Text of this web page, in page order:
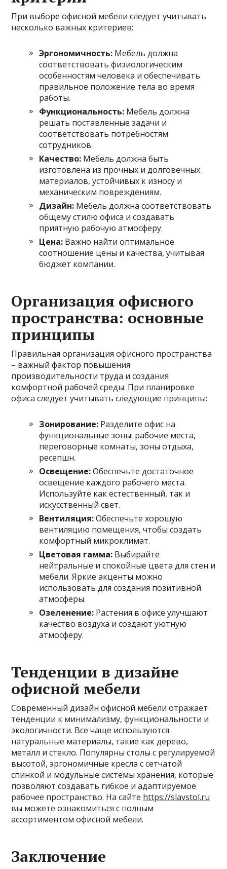
При выборе офисной мебели следует учитывать
несколько важных критериев:
Эргономичность: Мебель должна
соответствовать физиологическим
особенностям человека и обеспечивать
правильное положение тела во время
работы.
Функциональность: Мебель должна
решать поставленные задачи и
соответствовать потребностям
сотрудников.
Качество: Мебель должна быть
изготовлена из прочных и долговечных
материалов, устойчивых к износу и
механическим повреждениям.
Дизайн: Мебель должна соответствовать
общему стилю офиса и создавать
приятную рабочую атмосферу.
Цена: Важно найти оптимальное
соотношение цены и качества, учитывая
бюджет компании.
Организация офисного
пространства: основные
принципы
Правильная организация офисного пространства
– важный фактор повышения
производительности труда и создания
комфортной рабочей среды. При планировке
офиса следует учитывать следующие принципы:
Зонирование: Разделите офис на
функциональные зоны: рабочие места,
переговорные комнаты, зоны отдыха,
ресепшн.
Освещение:Обеспечьте достаточное
освещение каждого рабочего места.
Используйте как естественный, так и
искусственный свет.
Вентиляция:Обеспечьте хорошую
вентиляцию помещения, чтобы создать
комфортный микроклимат.
Цветовая гамма: Выбирайте
нейтральные и спокойные цвета для стен и
мебели. Яркие акценты можно
использовать для создания позитивной
атмосферы.
Озеленение: Растения в офисе улучшают
качество воздуха и создают уютную
атмосферу.
Тенденции в дизайне
офисной мебели
Современный дизайн офисной мебели отражает
тенденции к минимализму, функциональности и
экологичности. Все чаще используются
натуральные материалы, такие как дерево,
металл и стекло. Популярны столы с регулируемой
высотой, эргономичные кресла с сетчатой
спинкой и модульные системы хранения, которые
позволяют создавать гибкое и адаптируемое
рабочее пространство. На сайте https://slavstol.ru
вы можете ознакомиться с полным
ассортиментом офисной мебели.
Заключение